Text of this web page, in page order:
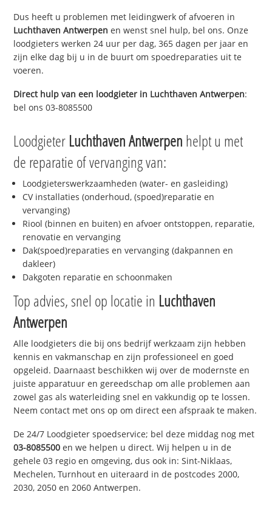
Dus heeft u problemen met leidingwerk of afvoeren in
Luchthaven Antwerpen en wenst snel hulp, bel ons. Onze
loodgieters werken 24 uur per dag, 365 dagen per jaar en
zijn elke dag bij u in de buurt om spoedreparaties uit te
voeren.
Direct hulp van een loodgieter in Luchthaven Antwerpen:
bel ons 03-8085500
Loodgieter Luchthaven Antwerpen helpt u met
de reparatie of vervanging van:
Loodgieterswerkzaamheden (water- en gasleiding)
CV installaties (onderhoud, (spoed)reparatie en
vervanging)
Riool (binnen en buiten) en afvoer ontstoppen, reparatie,
renovatie en vervanging
Dak(spoed)reparaties en vervanging (dakpannen en
dakleer)
Dakgoten reparatie en schoonmaken
Top advies, snel op locatie in Luchthaven
Antwerpen
Alle loodgieters die bij ons bedrijf werkzaam zijn hebben
kennis en vakmanschap en zijn professioneel en goed
opgeleid. Daarnaast beschikken wij over de modernste en
juiste apparatuur en gereedschap om alle problemen aan
zowel gas als waterleiding snel en vakkundig op te lossen.
Neem contact met ons op om direct een afspraak te maken.
De 24/7 Loodgieter spoedservice; bel deze middag nog met
03-8085500 en we helpen u direct. Wij helpen u in de
gehele 03 regio en omgeving, dus ook in: Sint-Niklaas,
Mechelen, Turnhout en uiteraard in de postcodes 2000,
2030, 2050 en 2060 Antwerpen.